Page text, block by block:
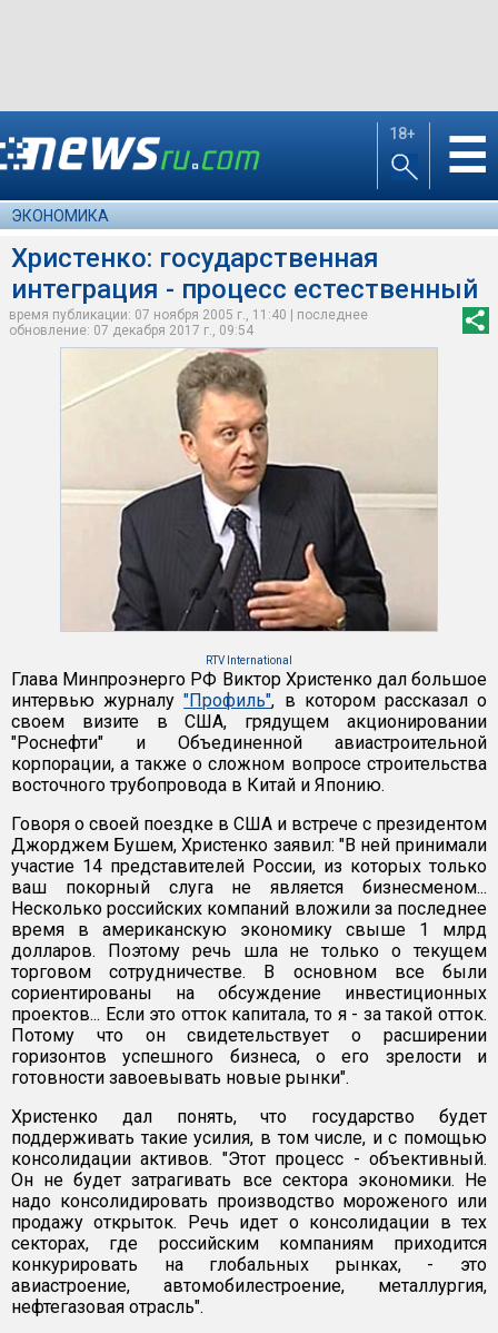
18+ ☰
ЭКОНОМИКА
Христенко: государственная
интеграция - процесс естественный
время публикации: 07 ноября 2005 г., 11:40 | последнее
обновление: 07 декабря 2017 г., 09:54
RTV International
Глава Минпроэнерго РФ Виктор Христенко дал большое
интервью журналу"Профиль", в котором рассказал о
своем визите в США, грядущем акционировании
"Роснефти" и Объединенной авиастроительной
корпорации, а также о сложном вопросе строительства
восточного трубопровода в Китай и Японию.
Говоря о своей поездке в США и встрече с президентом
Джорджем Бушем, Христенко заявил: "В ней принимали
участие 14 представителей России, из которых только
ваш покорный слуга не является бизнесменом...
Несколько российских компаний вложили за последнее
время в американскую экономику свыше 1 млрд
долларов. Поэтому речь шла не только о текущем
торговом сотрудничестве. В основном все были
сориентированы на обсуждение инвестиционных
проектов... Если это отток капитала, то я - за такой отток.
Потому что он свидетельствует о расширении
горизонтов успешного бизнеса, о его зрелости и
готовности завоевывать новые рынки".
Христенко дал понять, что государство будет
поддерживать такие усилия, в том числе, и с помощью
консолидации активов. "Этот процесс - объективный.
Он не будет затрагивать все сектора экономики. Не
надо консолидировать производство мороженого или
продажу открыток. Речь идет о консолидации в тех
секторах, где российским компаниям приходится
конкурировать на глобальных рынках, - это
авиастроение, автомобилестроение, металлургия,
нефтегазовая отрасль".